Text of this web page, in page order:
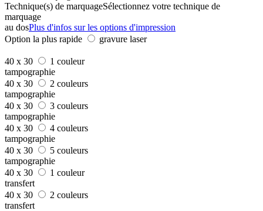
Technique(s) de marquageSélectionnez votre technique de
marquage
au dosPlus d'infos sur les options d'impression
Option la plus rapide
gravure laser
40 x 30
1 couleur
tampographie
40 x 30
2 couleurs
tampographie
40 x 30
3 couleurs
tampographie
40 x 30
4 couleurs
tampographie
40 x 30
5 couleurs
tampographie
40 x 30
1 couleur
transfert
40 x 30
2 couleurs
transfert